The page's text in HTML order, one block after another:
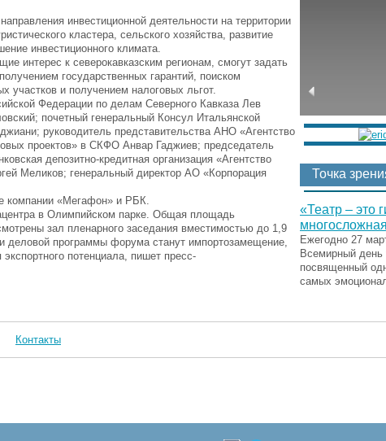
инвестиционной деятельности на территории
кластера, сельского хозяйства, развитие
инвестиционного климата.
интерес к северокавказским регионам, смогут задать
государственных гарантий, поиском
участков и получением налоговых льгот.
Федерации по делам Северного Кавказа Лев
почетный генеральный Консул Итальянской
руководитель представительства АНО «Агентство
проектов» в СКФО Анвар Гаджиев; председатель
депозитно-кредитная организация «Агентство
Меликов; генеральный директор АО «Корпорация
компании «Мегафон» и РБК.
в Олимпийском парке. Общая площадь
зал пленарного заседания вместимостью до 1,9
программы форума станут импортозамещение,
потенциала, пишет пресс-
Точка
«Театр – это
Ежегодно 27
Всемирный день
посвященный
самых
Контакты